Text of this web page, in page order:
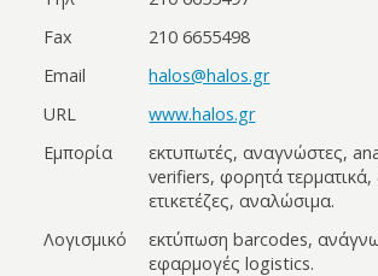
Fax
210 6655498
Email
halos@halos.gr
URL
www.halos.gr
Εμπορία
εκτυπωτές, αναγνώστες,
verifiers, φορητά τερματικά,
ετικετέζες, αναλώσιμα.
Λογισμικό
εκτύπωση barcodes,
εφαρμογές logistics.